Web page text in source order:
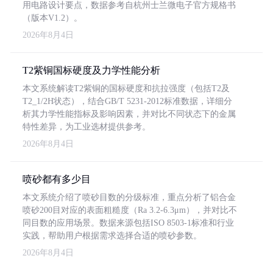
用电路设计要点，数据参考自杭州士兰微电子官方规格书
（版本V1.2）。
2026年8月4日
T2紫铜国标硬度及力学性能分析
本文系统解读T2紫铜的国标硬度和抗拉强度（包括T2及
T2_1/2H状态），结合GB/T 5231-2012标准数据，详细分
析其力学性能指标及影响因素，并对比不同状态下的金属
特性差异，为工业选材提供参考。
2026年8月4日
喷砂都有多少目
本文系统介绍了喷砂目数的分级标准，重点分析了铝合金
喷砂200目对应的表面粗糙度（Ra 3.2-6.3μm），并对比不
同目数的应用场景。数据来源包括ISO 8503-1标准和行业
实践，帮助用户根据需求选择合适的喷砂参数。
2026年8月4日